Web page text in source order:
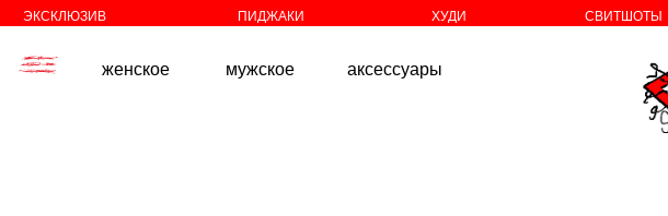
женское мужское аксессуары
ЭКСКЛЮЗИВ ПИДЖАКИ ХУДИ СВИТШОТЫ